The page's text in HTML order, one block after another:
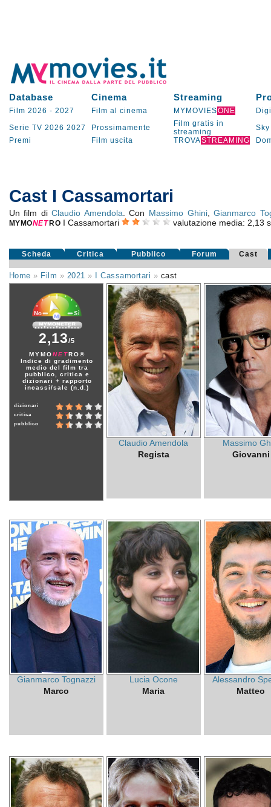
Database Cinema Streaming
Film 2026 - 2027 Film al cinema MYMOVIESONE
Serie TV 2026 2027 Prossimamente
Film gratis in
streaming
Sky
Premi
Film uscita TROVASTREAMING
Cast I Cassamortari
Un film diClaudio Amendola . Con Massimo Ghini,Gianmarco
MYMONET RO I Cassamortari valutazione media: 2,13
Scheda Critica Pubblico Forum Cast
Home » Film » 2021 » I Cassamortari » cast
2,13/5
MYMONETRO®
Indice di gradimento
medio del film tra
pubblico, critica e
dizionari + rapporto
incassi/sale (n.d.)
dizionari
critica
pubblico
Claudio Amendola
Regista
Massimo
Giovanni
Gianmarco Tognazzi
Marco
Lucia Ocone
Maria
Alessandro
Matteo